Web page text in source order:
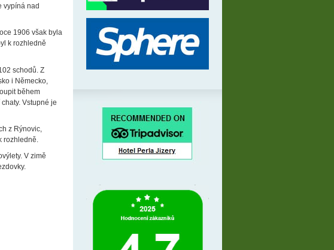
vypíná nad
1906 však byla
k rozhledně
schodů. Z
i Německo,
během
Vstupné je
z Rýnovic,
rozhledně.
V zimě